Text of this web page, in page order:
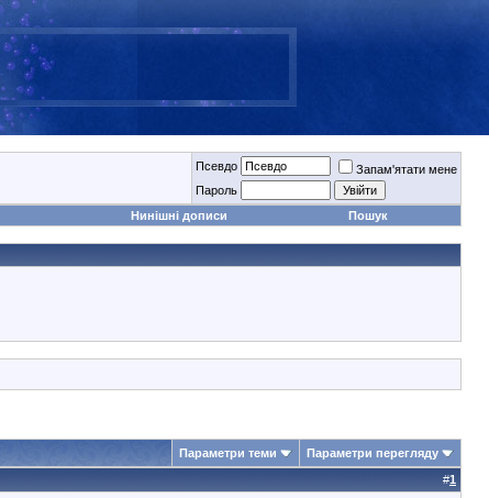
Псевдо
Запам'ятати мене
Пароль
Нинішні дописи Пошук
Параметри теми
Параметри перегляду
#1